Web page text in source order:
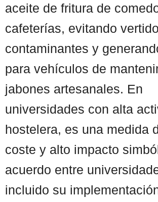
aceite de fritura de
cafeterías, evitando
contaminantes y
para vehículos de
jabones artesanales. En
universidades con alta
hostelera, es una medida
coste y alto impacto
acuerdo entre
incluido su